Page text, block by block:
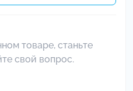
товаре, станьте
свой вопрос.